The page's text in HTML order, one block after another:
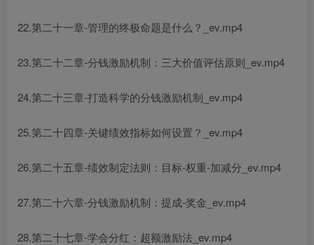
22.第二十一章-管理的终极命题是什么？_ev.mp4
23.第二十二章-分钱激励机制：三大价值评估原则_ev.mp4
24.第二十三章-打造科学的分钱激励机制_ev.mp4
25.第二十四章-关键绩效指标如何设置？_ev.mp4
26.第二十五章-绩效制定法则：目标-权重-加减分_ev.mp4
27.第二十六章-分钱激励机制：提成-奖金_ev.mp4
28.第二十七章-学会分红：超额激励法_ev.mp4